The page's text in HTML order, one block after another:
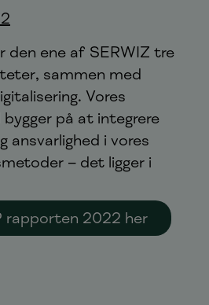
den ene af SERWIZ tre
sammen med
Vores
på at integrere
ansvarlighed i vores
– det ligger i
rapporten 2022 her